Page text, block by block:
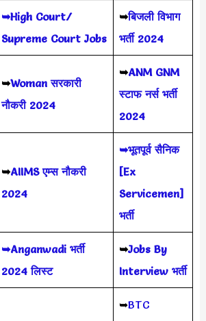
➥High Court/
Supreme Court Jobs
➥बिजली विभाग
भर्ती 2024
➥Woman सरकारी
नौकरी 2024
➥ANM GNM
स्टाफ नर्स भर्ती
2024
➥AIIMS एम्स नौकरी
2024
➥भूतपूर्व सैनिक
[Ex
Servicemen]
भर्ती
➥Anganwadi भर्ती
2024 लिस्ट
➥Jobs By
Interview भर्ती
➥BTC